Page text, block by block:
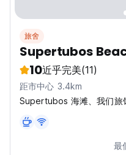
旅舍
Supertubos
10近乎完美(11)
距市中心 3.4km
Supertubos 海滩、我们旅
最